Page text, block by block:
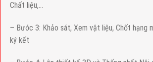
Chất liệu,…
– Bước 3: Khảo sát, Xem vật liệu, Chốt hạng
ký kết